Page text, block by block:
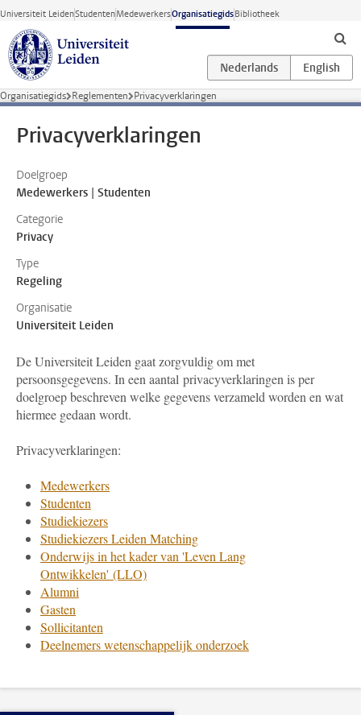
Ga direct naar de inhoud
Universiteit LeidenStudentenMedewerkersOrganisatiegidsBibliotheek
Organisatiegids Reglementen Privacyverklaringen
Privacyverklaringen
Doelgroep
Medewerkers | Studenten
Categorie
Privacy
Type
Regeling
Organisatie
Universiteit Leiden
De Universiteit Leiden gaat zorgvuldig om met
persoonsgegevens. In een aantal privacyverklaringen is per
doelgroep beschreven welke gegevens verzameld worden en wat
hiermee gedaan wordt.
Privacyverklaringen:
Medewerkers
Studenten
Studiekiezers
Studiekiezers Leiden Matching
Onderwijs in het kader van 'Leven Lang
Ontwikkelen' (LLO)
Alumni
Gasten
Sollicitanten
Deelnemers wetenschappelijk onderzoek